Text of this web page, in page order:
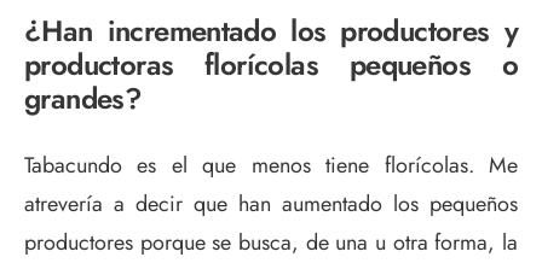
¿Han incrementado los productores y
productoras florícolas pequeños o
grandes?
Tabacundo es el que menos tiene florícolas. Me
atrevería a decir que han aumentado los pequeños
productores porque se busca, de una u otra forma, la